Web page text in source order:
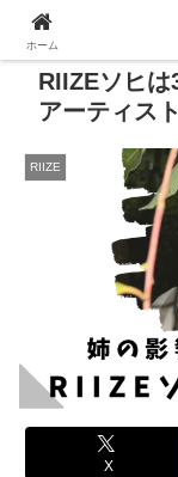
RIIZEソヒ
アーティス
RIIZE
X
ホーム